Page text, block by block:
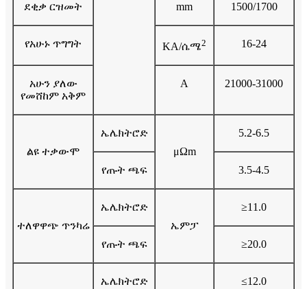
ደቂቃ ርዝመት mm 1500/1700
የአሁኑ ጥግግት KA/ሴሜ2 16-24
አሁን ያለው
የመሸከም አቅም
A 21000-31000
ልዩ ተቃውሞ
ኤሌክትሮድ
μΩm
5.2-6.5
የጡት ጫፍ 3.5-4.5
ተለዋዋጭ ጥንካሬ
ኤሌክትሮድ
ኤምፓ
≥11.0
የጡት ጫፍ ≥20.0
ኤሌክትሮድ
≤12.0